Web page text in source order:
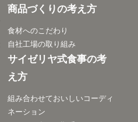
商品づくりの考え方
食材へのこだわり
自社工場の取り組み
サイゼリヤ式食事の考
え方
組み合わせておいしいコーディ
ネーション